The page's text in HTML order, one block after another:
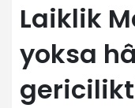
Laiklik
yoksa